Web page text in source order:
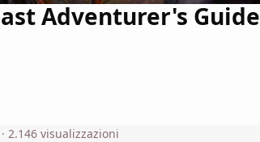
Adventurer's Guide
· 2.146 visualizzazioni